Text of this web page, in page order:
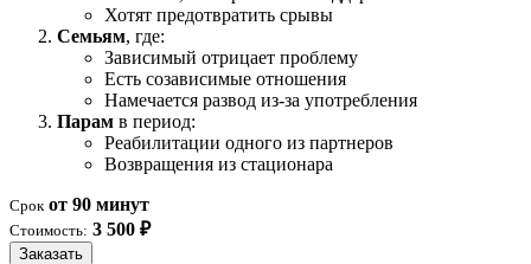
Хотят предотвратить срывы
Семьям, где:
Зависимый отрицает проблему
Есть созависимые отношения
Намечается развод из-за употребления
Парам в период:
Реабилитации одного из партнеров
Возвращения из стационара
Срок от 90 минут
Стоимость: 3 500 ₽
Заказать